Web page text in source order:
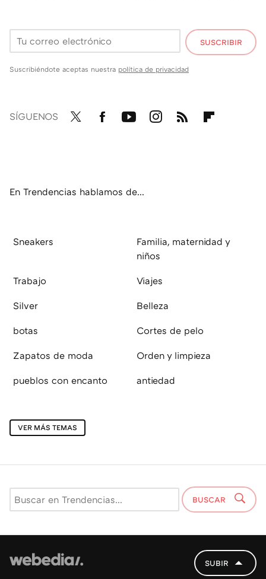
SUSCRIBIR
Suscribiéndote aceptas nuestra política de privacidad
SÍGUENOS
En Trendencias hablamos de...
Sneakers
Familia, maternidad y
niños
Trabajo Viajes
Silver Belleza
botas Cortes de pelo
Zapatos de moda Orden y limpieza
pueblos con encanto antiedad
VER MÁS TEMAS
BUSCAR
SUBIR